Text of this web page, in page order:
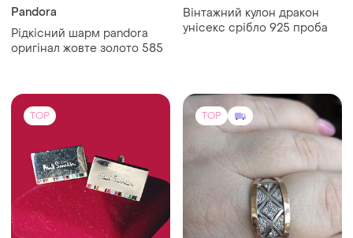
Pandora
Рідкісний шарм pandora
оригінал жовте золото 585
Вінтажний кулон дракон
унісекс срібло 925 проба
TOP TOP